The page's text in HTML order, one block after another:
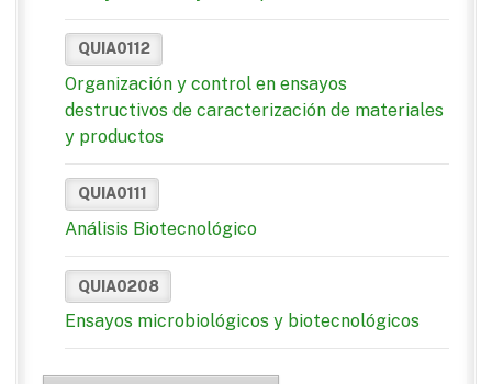
QUIA0112
Organización y control en ensayos
destructivos de caracterización de materiales
y productos
QUIA0111
Análisis Biotecnológico
QUIA0208
Ensayos microbiológicos y biotecnológicos